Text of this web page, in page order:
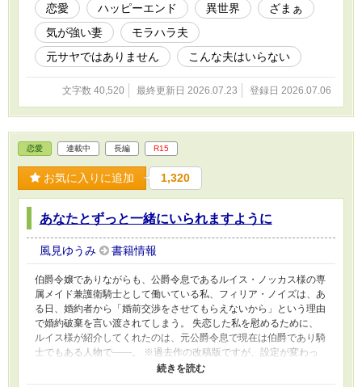
恋愛 ハッピーエンド 異世界
ざまぁ
気が強い妻
モラハラ夫
元サヤではありません
こんな夫はいらない
文字数 40,520 最終更新日 2026.07.23 登録日 2026.07.06
恋愛 連載中 長編 R15
お気に入りに追加 1,320
あなたとずっと一緒にいられますように
風見ゆうみ 書籍情報
伯爵令嬢でありながらも、公爵令息であるルイス・ノッカス様の専
属メイド兼護衛騎士として働いている私、フィリア・ノイズは、あ
る日、婚約者から「婚前交渉をさせてもらえないから」という理由
で婚約破棄を言い渡されてしまう。 失恋した私を慰めるために、
ルイス様が紹介してくれたのは、元公爵令息で現在は伯爵であり騎
士でもある人物で――。 ※過去作の改稿版ですが、設定が変わっ
ております。 ※史実とは関係なく、設定もゆるゆるでご都合主義